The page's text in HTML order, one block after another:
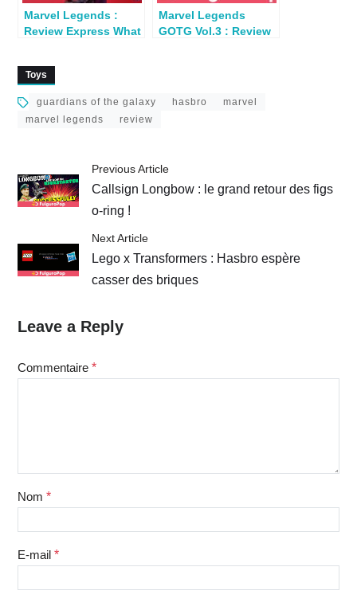
Marvel Legends :
Review Express What
Marvel Legends
GOTG Vol.3 : Review
Toys
guardians of the galaxy hasbro
marvel
marvel legends
review
Previous Article
Callsign Longbow : le grand retour des figs
o-ring !
Next Article
Lego x Transformers : Hasbro espère
casser des briques
Leave a Reply
Commentaire *
Nom *
E-mail *